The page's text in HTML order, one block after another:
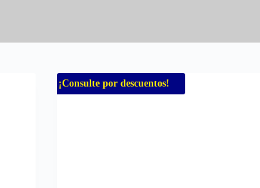
¡Consulte por descuentos!